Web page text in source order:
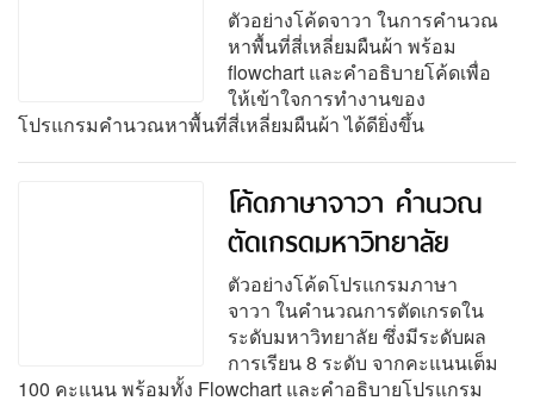
ตัวอย่างโค้ดจาวา ในการคำนวณ
หาพื้นที่สี่เหลี่ยมผืนผ้า พร้อม
flowchart และคำอธิบายโค้ดเพื่อ
ให้เข้าใจการทำงานของ
โปรแกรมคำนวณหาพื้นที่สี่เหลี่ยมผืนผ้า ได้ดียิ่งขึ้น
โค้ดภาษาจาวา คำนวณ
ตัดเกรดมหาวิทยาลัย
ตัวอย่างโค้ดโปรแกรมภาษา
จาวา ในคำนวณการตัดเกรดใน
ระดับมหาวิทยาลัย ซึ่งมีระดับผล
การเรียน 8 ระดับ จากคะแนนเต็ม
100 คะแนน พร้อมทั้ง Flowchart และคำอธิบายโปรแกรม